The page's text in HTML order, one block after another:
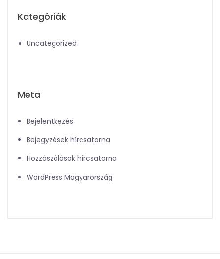
Kategóriák
Uncategorized
Meta
Bejelentkezés
Bejegyzések hírcsatorna
Hozzászólások hírcsatorna
WordPress Magyarország